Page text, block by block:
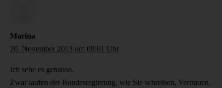
Marina
20. November 2013 um 09:01 Uhr
Ich sehe es genauso.
Zwar laufen der Bundesregierung, wie Sie schreiben, Vertrauen,